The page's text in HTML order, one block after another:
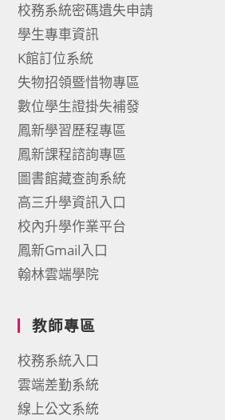
校務系統密碼遺失申請
學生專車資訊
K館訂位系統
失物招領暨惜物專區
數位學生證掛失補發
鳳新學習歷程專區
鳳新課程諮詢專區
圖書館藏查詢系統
高三升學資訊入口
校內升學作業平台
鳳新Gmail入口
翰林雲端學院
教師專區
校務系統入口
雲端差勤系統
線上公文系統